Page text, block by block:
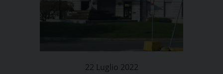
22 Luglio 2022